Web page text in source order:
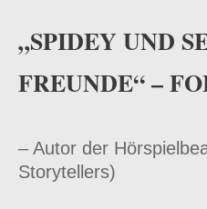
„SPIDEY UND
FREUNDE“ –
– Autor der
Storytellers)